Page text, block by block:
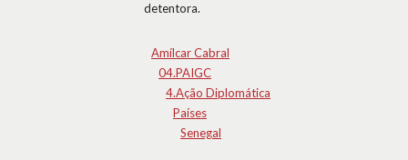
detentora.
Amílcar Cabral
04.PAIGC
4.Ação Diplomática
Países
Senegal